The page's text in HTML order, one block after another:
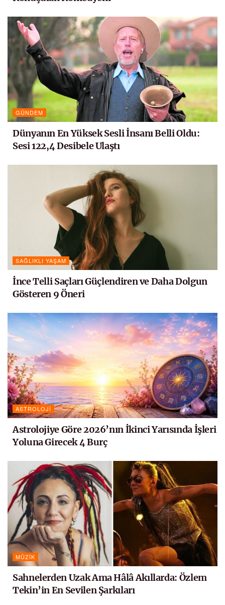
GÜNDEM
Dünyanın En Yüksek Sesli İnsanı Belli Oldu:
Sesi 122,4 Desibele Ulaştı
SAĞLIKLI YAŞAM
İnce Telli Saçları Güçlendiren ve Daha Dolgun
Gösteren 9 Öneri
ASTROLOJI
Astrolojiye Göre 2026’nın İkinci Yarısında İşleri
Yoluna Girecek 4 Burç
MÜZIK
Sahnelerden Uzak Ama Hâlâ Akıllarda: Özlem
Tekin’in En Sevilen Şarkıları